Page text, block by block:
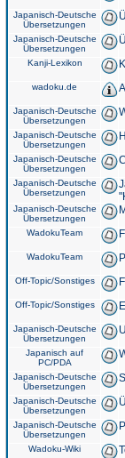
Japanisch-Deutsche
Übersetzungen
Japanisch-Deutsche
Übersetzungen
Kanji-Lexikon
wadoku.de
Japanisch-Deutsche
Übersetzungen
Japanisch-Deutsche
Übersetzungen
Japanisch-Deutsche
Übersetzungen
Japanisch-Deutsche
Übersetzungen
Japanisch-Deutsche
Übersetzungen
WadokuTeam
WadokuTeam
Off-Topic/Sonstiges
Off-Topic/Sonstiges
Japanisch-Deutsche
Übersetzungen
Japanisch auf
PC/PDA
Japanisch-Deutsche
Übersetzungen
Japanisch-Deutsche
Übersetzungen
Japanisch-Deutsche
Übersetzungen
Wadoku-Wiki